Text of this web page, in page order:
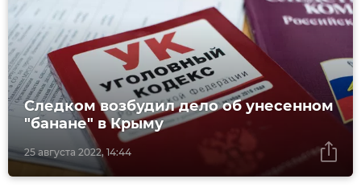
25 августа 2022, 14:44
Следком возбудил дело об унесенном
"банане" в Крыму